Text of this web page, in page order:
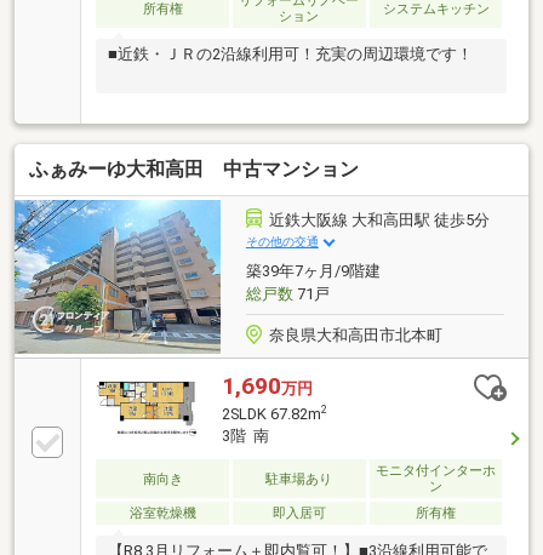
所有権
ション
システムキッチン
■近鉄・ＪＲの2沿線利用可！充実の周辺環境です！
ふぁみーゆ大和高田 中古マンション
近鉄大阪線 大和高田駅 徒歩5分
その他の交通
築39年7ヶ月/9階建
総戸数71戸
奈良県大和高田市北本町
1,690万円
2SLDK 67.82m2
3階 南
南向き 駐車場あり
モニタ付インターホ
ン
浴室乾燥機
即入居可 所有権
【R8.3月リフォーム＋即内覧可！】■3沿線利用可能で